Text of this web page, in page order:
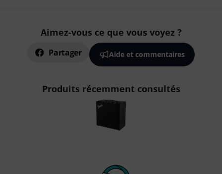
Aimez-vous ce que vous voyez ?
Partager Aide et commentaires
Produits récemment consultés